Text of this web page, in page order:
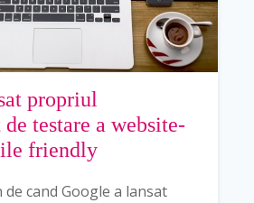
propriul
testare a website-
friendly
cand Google a lansat